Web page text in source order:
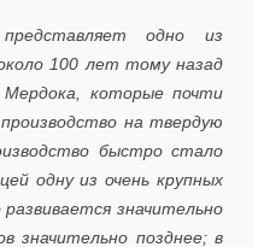
одно из
100 лет тому назад
Мердока, которые почти
на твердую
быстро стало
одну из очень крупных
значительно
значительно позднее; в